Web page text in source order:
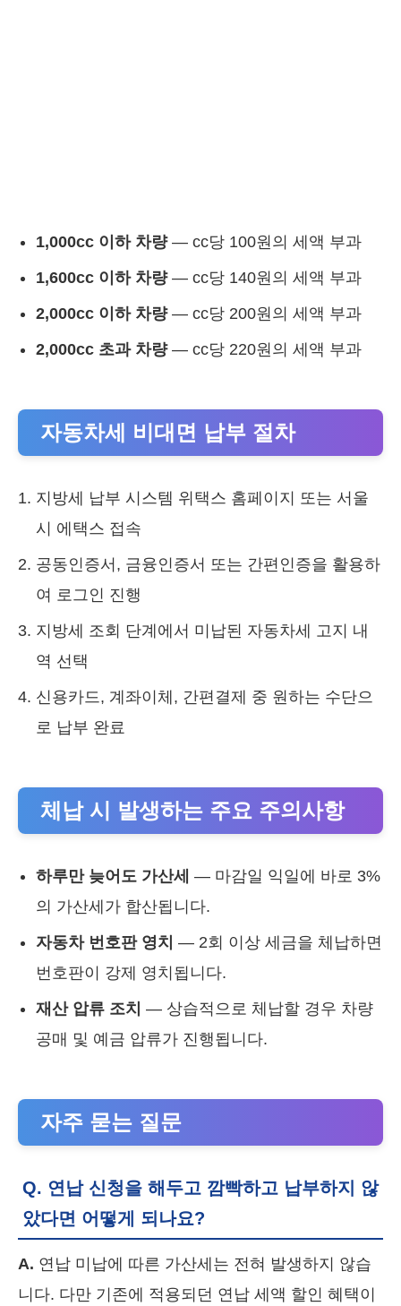
1,000cc 이하 차량— cc당 100원의 세액 부과
1,600cc 이하 차량— cc당 140원의 세액 부과
2,000cc 이하 차량— cc당 200원의 세액 부과
2,000cc 초과 차량— cc당 220원의 세액 부과
자동차세 비대면 납부 절차
지방세 납부 시스템 위택스 홈페이지 또는 서울
시 에택스 접속
공동인증서, 금융인증서 또는 간편인증을 활용하
여 로그인 진행
지방세 조회 단계에서 미납된 자동차세 고지 내
역 선택
신용카드, 계좌이체, 간편결제 중 원하는 수단으
로 납부 완료
체납 시 발생하는 주요 주의사항
하루만 늦어도 가산세 — 마감일 익일에 바로 3%
의 가산세가 합산됩니다.
자동차 번호판 영치 — 2회 이상 세금을 체납하면
번호판이 강제 영치됩니다.
재산 압류 조치 — 상습적으로 체납할 경우 차량
공매 및 예금 압류가 진행됩니다.
자주 묻는 질문
Q. 연납 신청을 해두고 깜빡하고 납부하지 않
았다면 어떻게 되나요?
A. 연납 미납에 따른 가산세는 전혀 발생하지 않습
니다. 다만 기존에 적용되던 연납 세액 할인 혜택이